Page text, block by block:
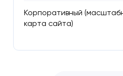
Корпоративный
карта сайта)